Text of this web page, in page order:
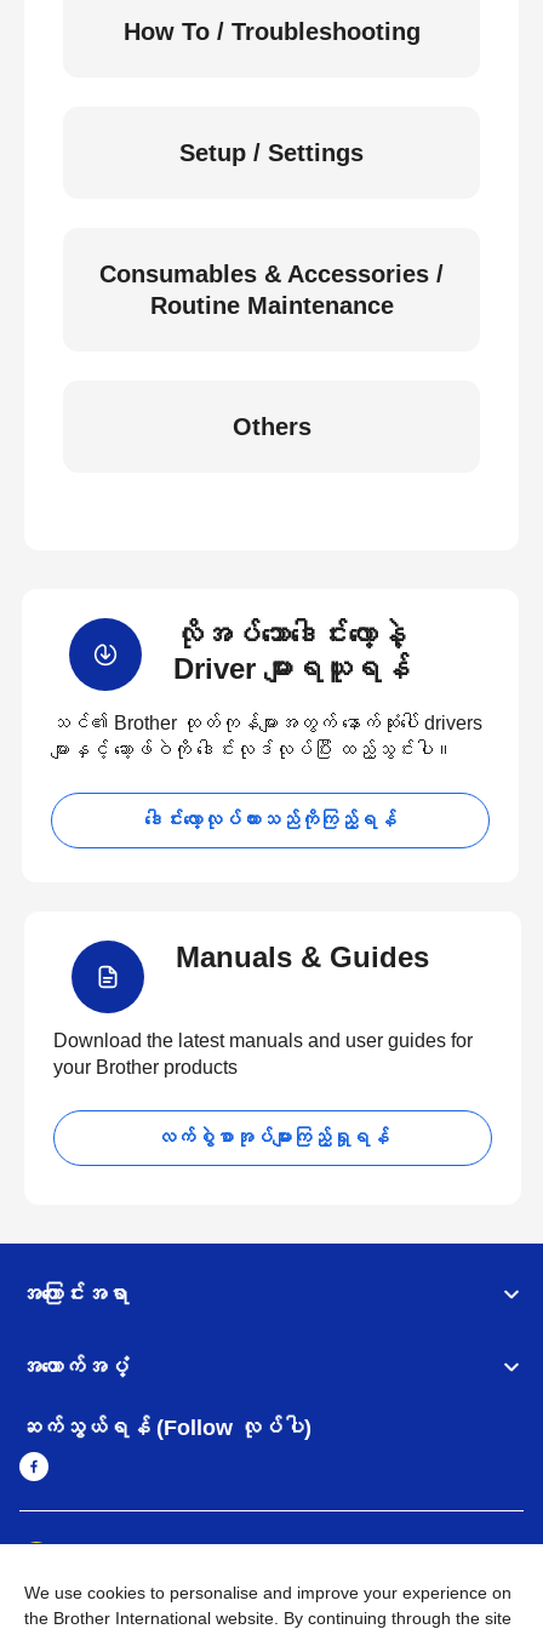
How To / Troubleshooting
Setup / Settings
Consumables & Accessories /
Routine Maintenance
Others
လိုအပ်သောဒေါင်းလော့နဲ့
Driver များရယူရန်
သင်၏ Brother ထုတ်ကုန်များအတွက် နောက်ဆုံးပေါ် drivers
များနှင့် ဆော့ဖ်ဝဲကို ဒေါင်းလုဒ်လုပ်ပြီး ထည့်သွင်းပါ။
ဒေါင်းလော့လုပ်ထားသည်ကိုကြည့်ရန်
Manuals & Guides
Download the latest manuals and user guides for
your Brother products
လက်စွဲစာအုပ်များကြည့်ရှုရန်
အကြောင်းအရာ
အထောက်အပံ့
ဆက်သွယ်ရန် (Follow လုပ်ပါ)
အချက်အလက်မူဝါဒ အသုံးပြုမူဝါဒ
သုံးစွဲရန် ဝက်ဆိုဒ်အညွှန်း
We use cookies to personalise and improve your experience on
the Brother International website. By continuing through the site